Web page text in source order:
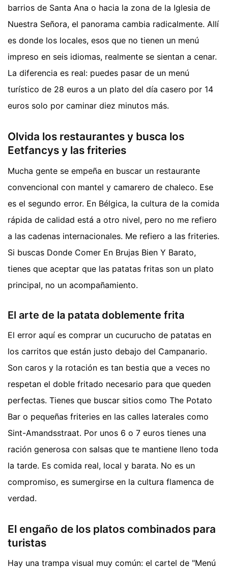
barrios de Santa Ana o hacia la zona de la Iglesia de
Nuestra Señora, el panorama cambia radicalmente. Allí
es donde los locales, esos que no tienen un menú
impreso en seis idiomas, realmente se sientan a cenar.
La diferencia es real: puedes pasar de un menú
turístico de 28 euros a un plato del día casero por 14
euros solo por caminar diez minutos más.
Olvida los restaurantes y busca los
Eetfancys y las friteries
Mucha gente se empeña en buscar un restaurante
convencional con mantel y camarero de chaleco. Ese
es el segundo error. En Bélgica, la cultura de la comida
rápida de calidad está a otro nivel, pero no me refiero
a las cadenas internacionales. Me refiero a las friteries.
Si buscas Donde Comer En Brujas Bien Y Barato,
tienes que aceptar que las patatas fritas son un plato
principal, no un acompañamiento.
El arte de la patata doblemente frita
El error aquí es comprar un cucurucho de patatas en
los carritos que están justo debajo del Campanario.
Son caros y la rotación es tan bestia que a veces no
respetan el doble fritado necesario para que queden
perfectas. Tienes que buscar sitios como The Potato
Bar o pequeñas friteries en las calles laterales como
Sint-Amandsstraat. Por unos 6 o 7 euros tienes una
ración generosa con salsas que te mantiene lleno toda
la tarde. Es comida real, local y barata. No es un
compromiso, es sumergirse en la cultura flamenca de
verdad.
El engaño de los platos combinados para
turistas
Hay una trampa visual muy común: el cartel de "Menú